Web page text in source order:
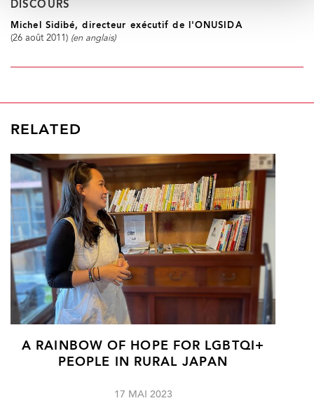
DISCOURS
Michel Sidibé, directeur exécutif de l'ONUSIDA
(26 août 2011 ) (en anglais)
RELATED
A RAINBOW OF HOPE FOR LGBTQI+
PEOPLE IN RURAL JAPAN
17 MAI 2023